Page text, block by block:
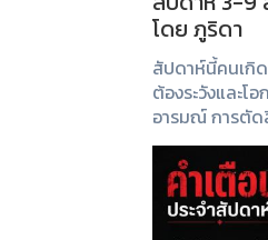
โดย ภูริดา
สัปดาห์นี้คนเกิ
ต้องระวังและโ
อารมณ์ การตัด
สุขภาพ ควรใช้
การรับมือกับ